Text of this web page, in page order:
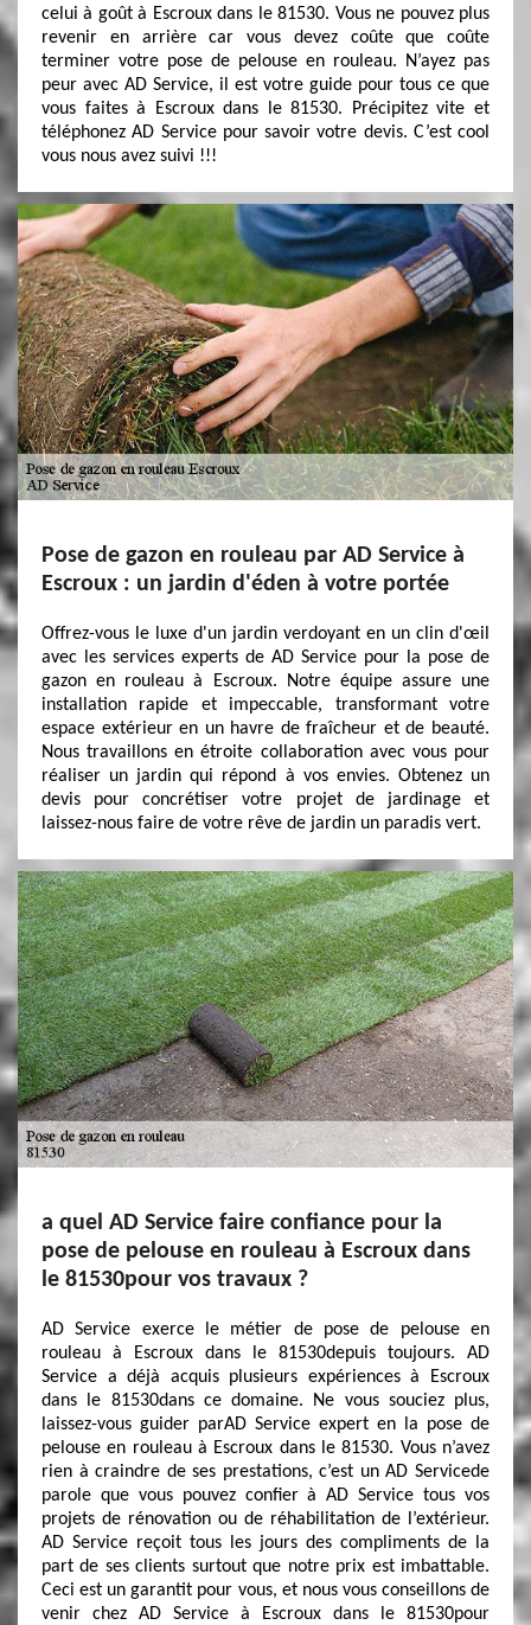
celui à goût à Escroux dans le 81530. Vous ne pouvez plus
revenir en arrière car vous devez coûte que coûte
terminer votre pose de pelouse en rouleau. N’ayez pas
peur avec AD Service, il est votre guide pour tous ce que
vous faites à Escroux dans le 81530. Précipitez vite et
téléphonez AD Service pour savoir votre devis. C’est cool
vous nous avez suivi !!!
Pose de gazon en rouleau par AD Service à
Escroux : un jardin d'éden à votre portée
Offrez-vous le luxe d'un jardin verdoyant en un clin d'œil
avec les services experts de AD Service pour la pose de
gazon en rouleau à Escroux. Notre équipe assure une
installation rapide et impeccable, transformant votre
espace extérieur en un havre de fraîcheur et de beauté.
Nous travaillons en étroite collaboration avec vous pour
réaliser un jardin qui répond à vos envies. Obtenez un
devis pour concrétiser votre projet de jardinage et
laissez-nous faire de votre rêve de jardin un paradis vert.
a quel AD Service faire confiance pour la
pose de pelouse en rouleau à Escroux dans
le 81530pour vos travaux ?
AD Service exerce le métier de pose de pelouse en
rouleau à Escroux dans le 81530depuis toujours. AD
Service a déjà acquis plusieurs expériences à Escroux
dans le 81530dans ce domaine. Ne vous souciez plus,
laissez-vous guider parAD Service expert en la pose de
pelouse en rouleau à Escroux dans le 81530. Vous n’avez
rien à craindre de ses prestations, c’est un AD Servicede
parole que vous pouvez confier à AD Service tous vos
projets de rénovation ou de réhabilitation de l’extérieur.
AD Service reçoit tous les jours des compliments de la
part de ses clients surtout que notre prix est imbattable.
Ceci est un garantit pour vous, et nous vous conseillons de
venir chez AD Service à Escroux dans le 81530pour